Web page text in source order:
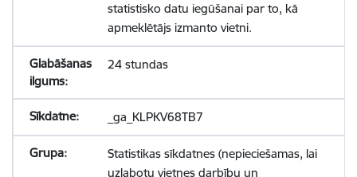
statistisko datu iegūšanai par to, kā
apmeklētājs izmanto vietni.
24 stundas
_ga_KLPKV68TB7
Statistikas sīkdatnes (nepieciešamas, lai
uzlabotu vietnes darbību un